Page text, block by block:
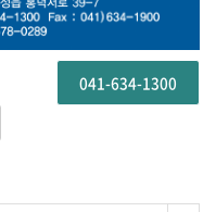
041-634-1300